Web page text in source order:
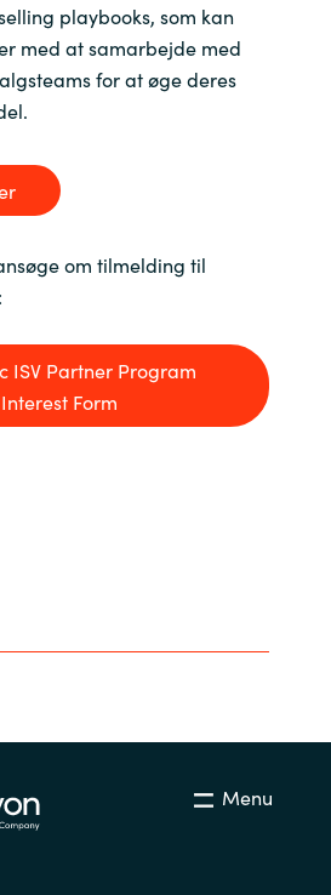
Serbia
Slovenia
Spain
Sri Lanka
Switzerland
playbooks, som kan
med at samarbejde med
for at øge deres
om tilmelding til
ISV Partner Program
Interest Form
Menu